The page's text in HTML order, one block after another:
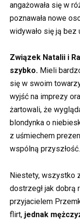
angażowała się w
poznawała nowe
widywało się ją bez
Związek Natalii i
szybko. Mieli
się w swoim
wyjść na imprezy
żartowali, że
blondynka o
z uśmiechem
wspólną przyszłość.
Niestety, wszystko
dostrzegł jak dobrą
przyjacielem
flirt, jednak